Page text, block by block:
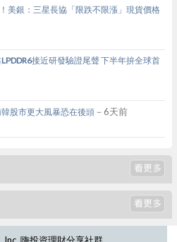
美銀：三星長協「限跌不限漲」現貨價格
接近研發驗證尾聲 下半年拚全球首
股市更大風暴恐在後頭－6天前